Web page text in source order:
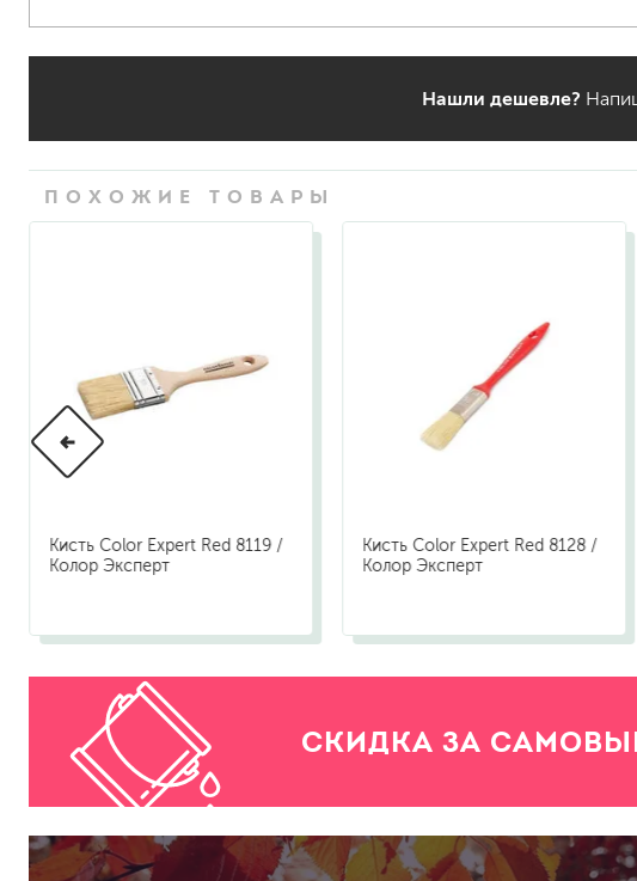
Нашли дешевле?
ПОХОЖИЕ ТОВАРЫ
Кисть Color Expert Red 8119 /
Колор Эксперт
Кисть Color Expert Red 8128 /
Колор Эксперт
СКИДКА ЗА